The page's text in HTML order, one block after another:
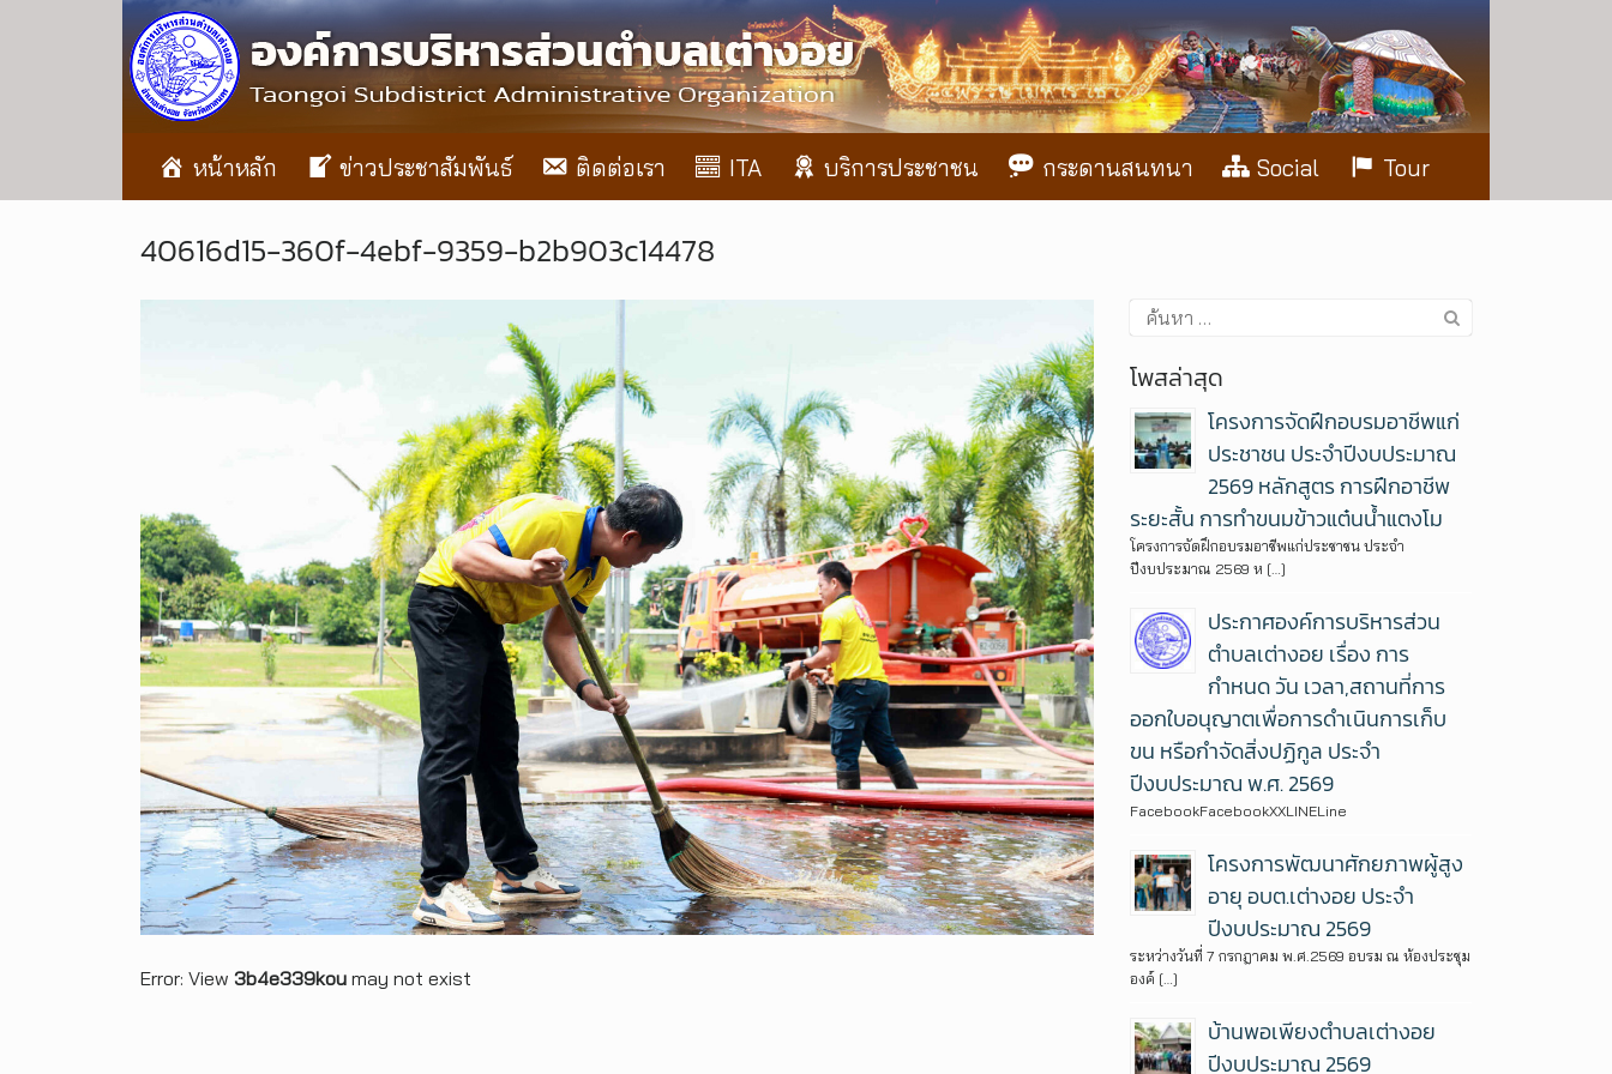
หน้าหลัก ข่าวประชาสัมพันธ์ ติดต่อเรา ITA บริการประชาชน กระดานสนทนา Social Tour
40616d15-360f-4ebf-9359-b2b903c14478
Error: View 3b4e339kou may not exist
โพสล่าสุด
โครงการจัดฝึกอบรมอาชีพแก่
ประชาชน ประจำปีงบประมาณ
2569 หลักสูตร การฝึกอาชีพ
ระยะสั้น การทำขนมข้าวแต๋นน้ำแตงโม
โครงการจัดฝึกอบรมอาชีพแก่ประชาชน ประจำ
ปีงบประมาณ 2569 ห […]
ประกาศองค์การบริหารส่วน
ตำบลเต่างอย เรื่อง การ
กำหนด วัน เวลา,สถานที่การ
ออกใบอนุญาตเพื่อการดำเนินการเก็บ
ขน หรือกำจัดสิ่งปฏิกูล ประจำ
ปีงบประมาณ พ.ศ. 2569
FacebookFacebookXXLINELine
โครงการพัฒนาศักยภาพผู้สูง
อายุ อบต.เต่างอย ประจำ
ปีงบประมาณ 2569
ระหว่างวันที่ 7 กรกฎาคม พ.ศ.2569 อบรม ณ ห้องประชุม
องค์ […]
บ้านพอเพียงตำบลเต่างอย
ปีงบประมาณ 2569